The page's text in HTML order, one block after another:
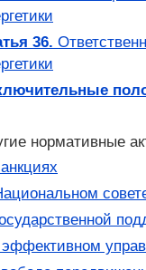
36.
нормативные